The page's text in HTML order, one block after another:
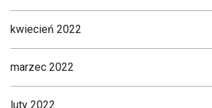
kwiecień 2022
marzec 2022
luty 2022